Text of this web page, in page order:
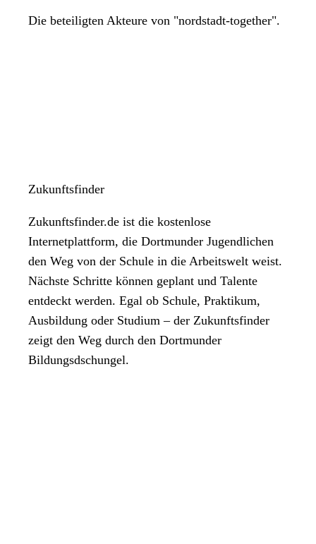
Die beteiligten Akteure von "nordstadt-together".
Zukunftsfinder
Zukunftsfinder.de ist die kostenlose
Internetplattform, die Dortmunder Jugendlichen
den Weg von der Schule in die Arbeitswelt weist.
Nächste Schritte können geplant und Talente
entdeckt werden. Egal ob Schule, Praktikum,
Ausbildung oder Studium – der Zukunftsfinder
zeigt den Weg durch den Dortmunder
Bildungsdschungel.